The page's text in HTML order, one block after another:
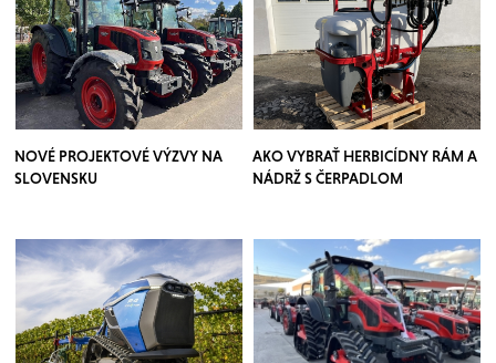
NOVÉ PROJEKTOVÉ VÝZVY NA
SLOVENSKU
AKO VYBRAŤ HERBICÍDNY RÁM A
NÁDRŽ S ČERPADLOM